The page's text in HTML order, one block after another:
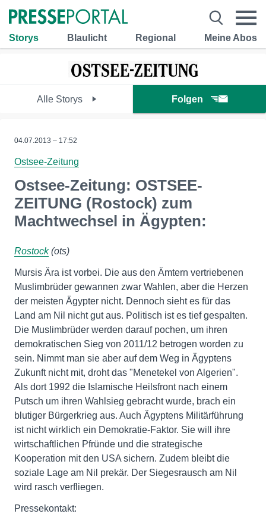
Storys Blaulicht Regional Meine Abos
Alle Storys Folgen
04.07.2013 – 17:52
Ostsee-Zeitung
Ostsee-Zeitung: OSTSEE-
ZEITUNG (Rostock) zum
Machtwechsel in Ägypten:
Rostock(ots)
Mursis Ära ist vorbei. Die aus den Ämtern vertriebenen
Muslimbrüder gewannen zwar Wahlen, aber die Herzen
der meisten Ägypter nicht. Dennoch sieht es für das
Land am Nil nicht gut aus. Politisch ist es tief gespalten.
Die Muslimbrüder werden darauf pochen, um ihren
demokratischen Sieg von 2011/12 betrogen worden zu
sein. Nimmt man sie aber auf dem Weg in Ägyptens
Zukunft nicht mit, droht das "Menetekel von Algerien".
Als dort 1992 die Islamische Heilsfront nach einem
Putsch um ihren Wahlsieg gebracht wurde, brach ein
blutiger Bürgerkrieg aus. Auch Ägyptens Militärführung
ist nicht wirklich ein Demokratie-Faktor. Sie will ihre
wirtschaftlichen Pfründe und die strategische
Kooperation mit den USA sichern. Zudem bleibt die
soziale Lage am Nil prekär. Der Siegesrausch am Nil
wird rasch verfliegen.
Pressekontakt: